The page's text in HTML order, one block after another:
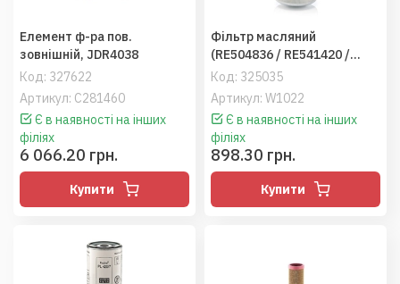
Код: 327622
Артикул: C281460
Елемент ф-ра пов.
зовнішній, JDR4038
Є в наявності на інших
філіях
6 066.20 грн.
Купити
Код: 325035
Артикул: W1022
Фільтр масляний
(RE504836 / RE541420 /
6005028743), CLAAS ATLES,
JD (MANN)
Є в наявності на інших
філіях
898.30 грн.
Купити